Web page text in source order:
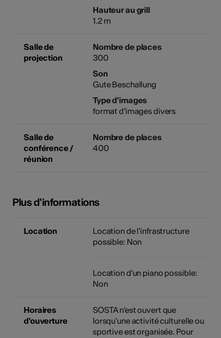
Hauteur au grill
1.2 m
Salle de
projection
Nombre de places
300
Son
Gute Beschallung
Type d'images
format d'images divers
Salle de
conférence /
réunion
Nombre de places
400
Plus d'informations
Location
Location de l'infrastructure
possible: Non
Location d'un piano possible:
Non
Horaires
d'ouverture
SOSTA n'est ouvert que
lorsqu'une activité culturelle ou
sportive est organisée. Pour